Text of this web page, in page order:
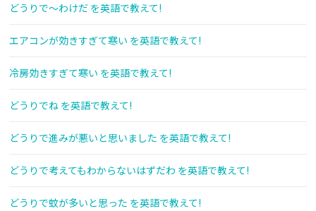
どうりで～わけだ を英語で教えて!
エアコンが効きすぎて寒い を英語で教えて!
冷房効きすぎて寒い を英語で教えて!
どうりでね を英語で教えて!
どうりで進みが悪いと思いました を英語で教えて!
どうりで考えてもわからないはずだわ を英語で教えて!
どうりで蚊が多いと思った を英語で教えて!